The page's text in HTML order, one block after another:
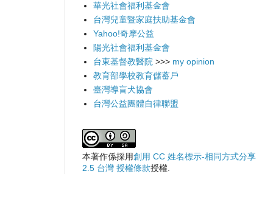
華光社會福利基金會
台灣兒童暨家庭扶助基金會
Yahoo!奇摩公益
陽光社會福利基金會
台東基督教醫院>>> my opinion
教育部學校教育儲蓄戶
臺灣導盲犬協會
台灣公益團體自律聯盟
本著作係採用創用 CC 姓名標示-相同方式分享
2.5 台灣 授權條款授權.